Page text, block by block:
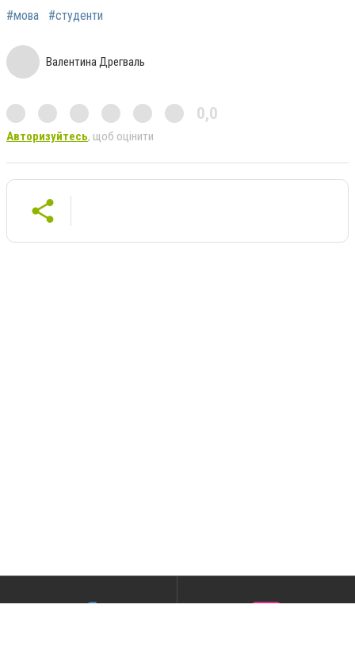
#мова #студенти
Валентина Дрегваль
0,0
Авторизуйтесь, щоб оцінити